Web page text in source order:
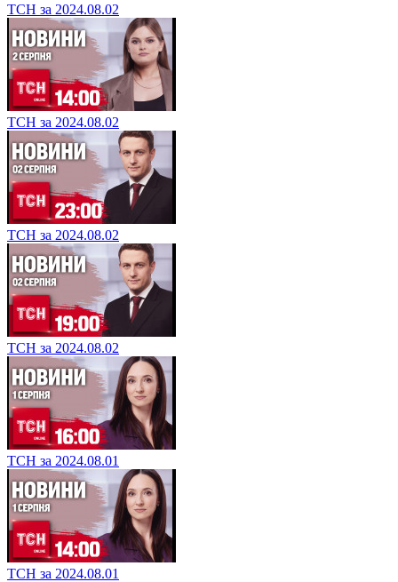
ТСН за 2024.08.02
ТСН за 2024.08.02
ТСН за 2024.08.02
ТСН за 2024.08.02
ТСН за 2024.08.01
ТСН за 2024.08.01